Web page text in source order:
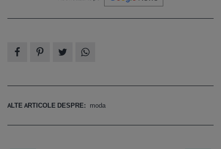
ALTE ARTICOLE DESPRE: moda